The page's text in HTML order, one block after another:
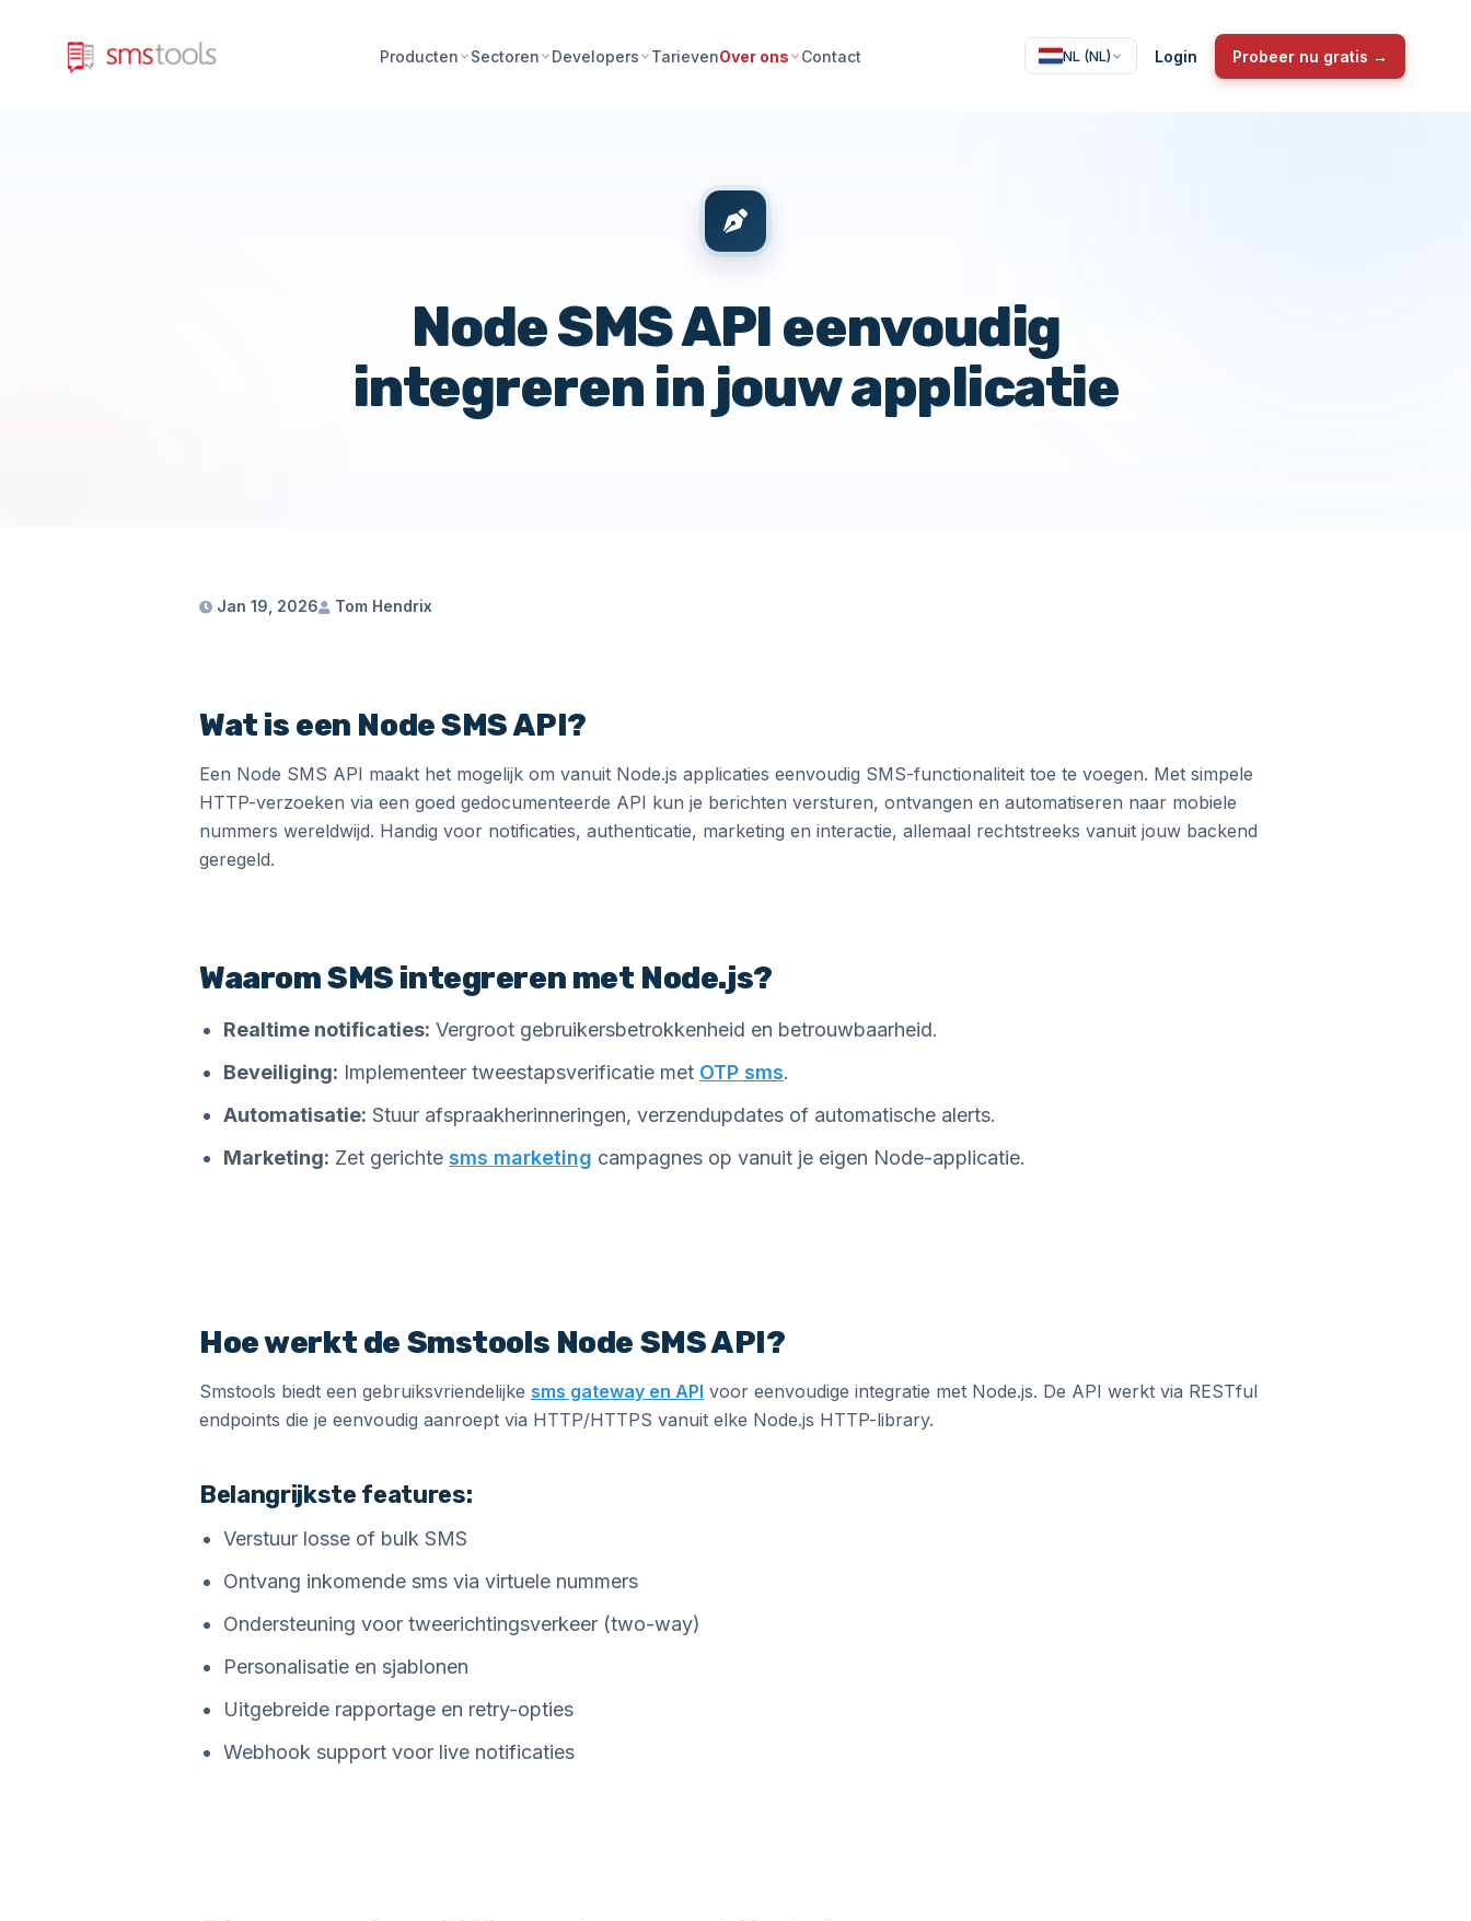
Producten Sectoren Developers TarievenOver ons Contact NL (NL) Login Probeer nu gratis →
Node SMS API eenvoudig
integreren in jouw applicatie
Jan 19, 2026 Tom Hendrix
Wat is een Node SMS API?
Een Node SMS API maakt het mogelijk om vanuit Node.js applicaties eenvoudig SMS-functionaliteit toe te voegen. Met simpele
HTTP-verzoeken via een goed gedocumenteerde API kun je berichten versturen, ontvangen en automatiseren naar mobiele
nummers wereldwijd. Handig voor notificaties, authenticatie, marketing en interactie, allemaal rechtstreeks vanuit jouw backend
geregeld.
Waarom SMS integreren met Node.js?
Realtime notificaties: Vergroot gebruikersbetrokkenheid en betrouwbaarheid.
Beveiliging: Implementeer tweestapsverificatie met OTP sms.
Automatisatie: Stuur afspraakherinneringen, verzendupdates of automatische alerts.
Marketing: Zet gerichte sms marketing campagnes op vanuit je eigen Node-applicatie.
Hoe werkt de Smstools Node SMS API?
Smstools biedt een gebruiksvriendelijke sms gateway en API voor eenvoudige integratie met Node.js. De API werkt via RESTful
endpoints die je eenvoudig aanroept via HTTP/HTTPS vanuit elke Node.js HTTP-library.
Belangrijkste features:
Verstuur losse of bulk SMS
Ontvang inkomende sms via virtuele nummers
Ondersteuning voor tweerichtingsverkeer (two-way)
Personalisatie en sjablonen
Uitgebreide rapportage en retry-opties
Webhook support voor live notificaties